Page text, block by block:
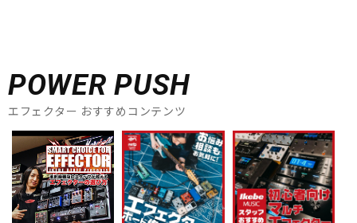
POWER PUSH
エフェクター おすすめコンテンツ